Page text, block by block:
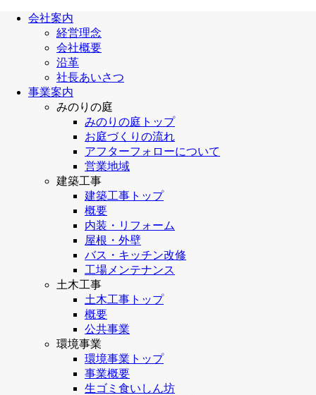
会社案内
経営理念
会社概要
沿革
社長あいさつ
事業案内
みのりの庭
みのりの庭トップ
お庭づくりの流れ
アフターフォローについて
営業地域
建築工事
建築工事トップ
概要
内装・リフォーム
屋根・外壁
バス・キッチン改修
工場メンテナンス
土木工事
土木工事トップ
概要
公共事業
環境事業
環境事業トップ
事業概要
生ゴミ食いしん坊